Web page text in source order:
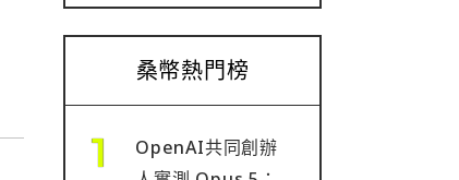
桑幣熱門榜
OpenAI共同創辦